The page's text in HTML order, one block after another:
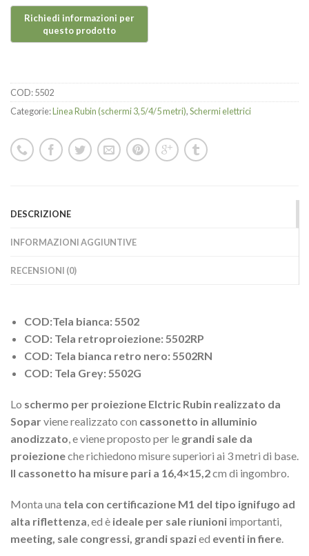
COD:5502
Categorie:Linea Rubin (schermi 3,5/4/5 metri),Schermi elettrici
DESCRIZIONE
INFORMAZIONI AGGIUNTIVE
RECENSIONI (0)
COD:Tela bianca: 5502
COD: Tela retroproiezione: 5502RP
COD: Tela bianca retro nero: 5502RN
COD: Tela Grey: 5502G
Lo schermo per proiezione Elctric Rubin realizzato da
Soparviene realizzato con cassonetto in alluminio
anodizzato, e viene proposto per le grandi sale da
proiezioneche richiedono misure superiori ai 3 metri di base.
Il cassonetto ha misure pari a 16,4×15,2cm di ingombro.
Monta una tela con certificazione M1 del tipo ignifugo ad
alta riflettenza, ed è ideale per sale riunioni importanti,
meeting, sale congressi, grandi spazied eventi in fiere.